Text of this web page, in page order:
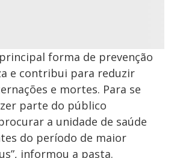
principal forma de prevenção
e contribui para reduzir
e mortes. Para se
parte do público
a unidade de saúde
do período de maior
informou a pasta.